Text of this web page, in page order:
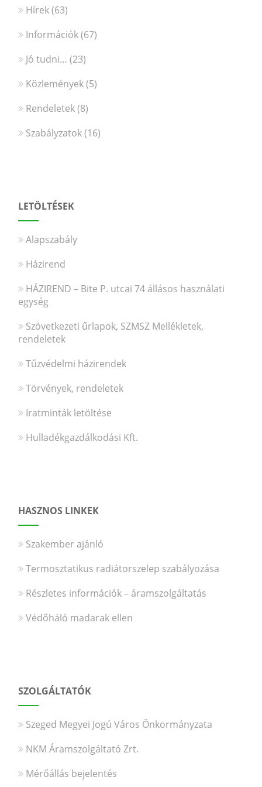
Hírek(63)
Információk(67)
Jó tudni… (23)
Közlemények(5)
Rendeletek(8)
Szabályzatok(16)
LETÖLTÉSEK
Alapszabály
Házirend
HÁZIREND – Bite P. utcai 74 állásos használati
egység
Szövetkezeti űrlapok, SZMSZ Mellékletek,
rendeletek
Tűzvédelmi házirendek
Törvények, rendeletek
Iratminták letöltése
Hulladékgazdálkodási Kft.
HASZNOS LINKEK
Szakember ajánló
Termosztatikus radiátorszelep szabályozása
Részletes információk – áramszolgáltatás
Védőháló madarak ellen
SZOLGÁLTATÓK
Szeged Megyei Jogú Város Önkormányzata
NKM Áramszolgáltató Zrt.
Mérőállás bejelentés